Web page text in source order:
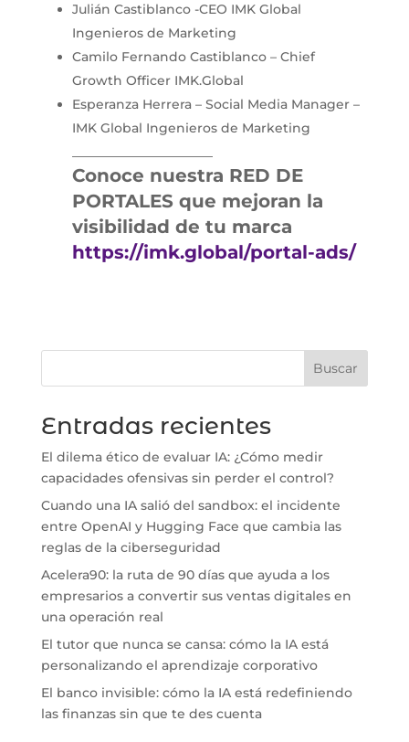
Julián Castiblanco -CEO IMK Global
Ingenieros de Marketing
Camilo Fernando Castiblanco – Chief
Growth Officer IMK.Global
Esperanza Herrera – Social Media Manager –
IMK Global Ingenieros de Marketing
Conoce nuestra RED DE
PORTALES que mejoran la
visibilidad de tu marca
https://imk.global/portal-ads/
Buscar
Entradas recientes
El dilema ético de evaluar IA: ¿Cómo medir
capacidades ofensivas sin perder el control?
Cuando una IA salió del sandbox: el incidente
entre OpenAI y Hugging Face que cambia las
reglas de la ciberseguridad
Acelera90: la ruta de 90 días que ayuda a los
empresarios a convertir sus ventas digitales en
una operación real
El tutor que nunca se cansa: cómo la IA está
personalizando el aprendizaje corporativo
El banco invisible: cómo la IA está redefiniendo
las finanzas sin que te des cuenta